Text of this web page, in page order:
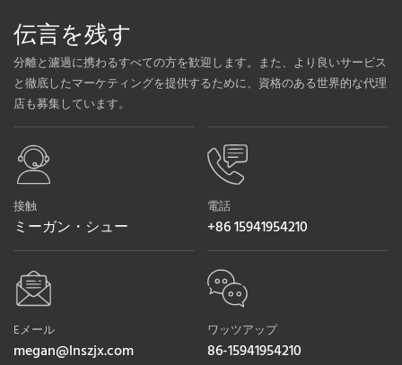
伝言を残す
分離と濾過に携わるすべての方を歓迎します。また、より良いサービス
と徹底したマーケティングを提供するために、資格のある世界的な代理
店も募集しています。
接触
ミーガン・シュー
電話
+86 15941954210
Eメール
megan@lnszjx.com
ワッツアップ
86-15941954210